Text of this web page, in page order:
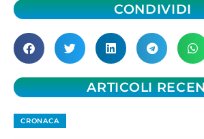
CONDIVIDI
ARTICOLI
CRONACA